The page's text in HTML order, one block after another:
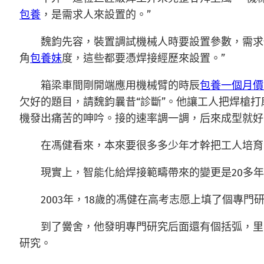
包養 ，是需求人來設置的。”
魏鈞先容，裝置調試機械人時要設置參數，需
角包養妹度，這些都要憑焊接經歷來設置。”
箱梁車間剛開端應用機械臂的時辰包養一個月
欠好的題目，請魏鈞曩昔“診斷”。他讓工人把焊槍
機發出痛苦的呻吟。接的速率調一調，后來成型就
在馮健看來，本來要很多多少年才幹把工人培
現實上，智能化給焊接範疇帶來的變更是20多
2003年，18歲的馮健在高考志愿上填了個專門
到了黌舍，他發明專門研究后面還有個括弧，
研究。